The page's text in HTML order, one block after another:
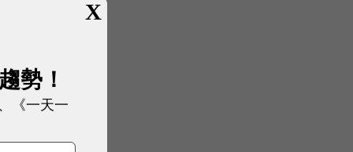
X
勢！
《一天一